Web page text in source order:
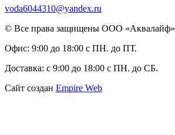
voda6044310@yandex.ru
© Все права защищены ООО «Аквалайф»
Офис: 9:00 до 18:00 с ПН. до ПТ.
Доставка: с 9:00 до 18:00 с ПН. до СБ.
Сайт создан Empire Web